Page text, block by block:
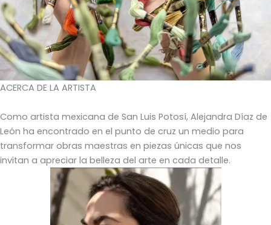
ACERCA DE LA ARTISTA
Como artista mexicana de San Luis Potosí, Alejandra Díaz de
León ha encontrado en el punto de cruz un medio para
transformar obras maestras en piezas únicas que nos
invitan a apreciar la belleza del arte en cada detalle.